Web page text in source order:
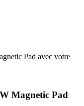
Magnetic Pad